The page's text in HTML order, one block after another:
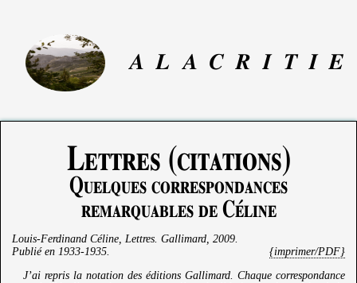
A L A C R I T I E
Lettres (citations)
Quelques correspondances
remarquables de Céline
Louis-Ferdinand Céline Lettres . Gallimard, 2009.
Publié en 1933-1935
{imprimer/PDF}
J’ai repris la notation des éditions Gallimard. Chaque correspondance